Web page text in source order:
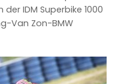
IDM Superbike 1000
Van Zon-BMW